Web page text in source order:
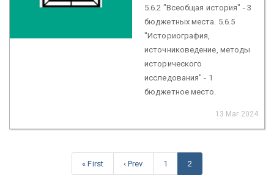
5.6.2 "Всеобщая история" - 3
бюджетных места. 5.6.5
"Историография,
источниковедение, методы
исторического
исследования" - 1
бюджетное место.
13 Mar 2024
« First ‹ Prev 1 2